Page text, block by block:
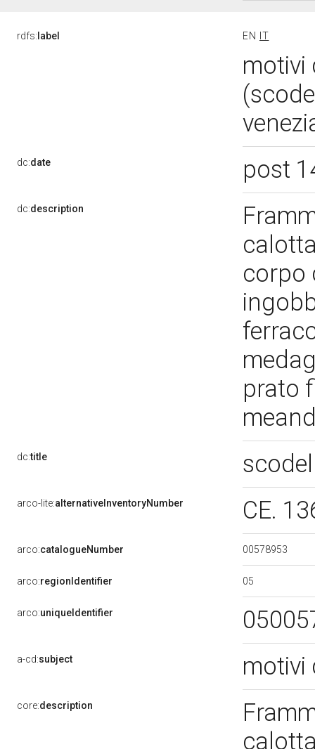
rdfs: label EN IT
motivi
dc:date post
dc:description
corpo
prato
dc:title
arco-lite:alternativeInventoryNumber CE.
arco:catalogueNumber 00578953
arco:regionIdentifier 05
arco:uniqueIdentifier
a-cd:subject motivi
core:description